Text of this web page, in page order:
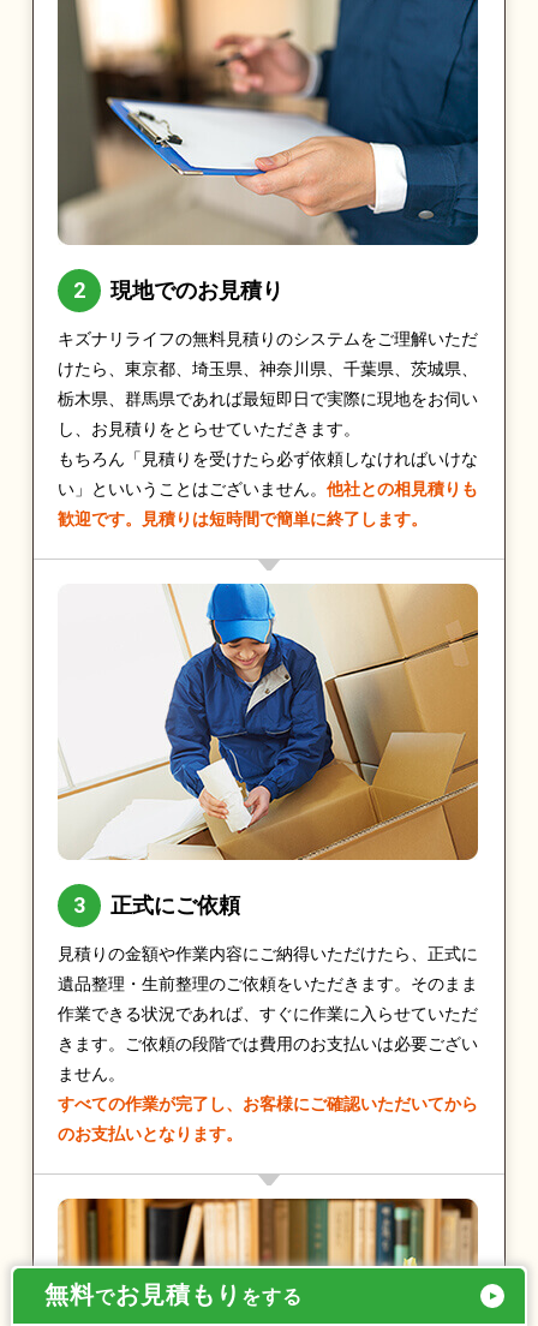
現地でのお見積り
キズナリライフの無料見積りのシステムをご理解いただ
けたら、東京都、埼玉県、神奈川県、千葉県、茨城県、
栃木県、群馬県であれば最短即日で実際に現地をお伺い
し、お見積りをとらせていただきます。
もちろん「見積りを受けたら必ず依頼しなければいけな
い」といいうことはございません。 他社との相見積りも
歓迎です。見積りは短時間で簡単に終了します。
正式にご依頼
見積りの金額や作業内容にご納得いただけたら、正式に
遺品整理・生前整理のご依頼をいただきます。そのまま
作業できる状況であれば、すぐに作業に入らせていただ
きます。ご依頼の段階では費用のお支払いは必要ござい
ません。
すべての作業が完了し、お客様にご確認いただいてから
のお支払いとなります。
無料でお見積もり をする